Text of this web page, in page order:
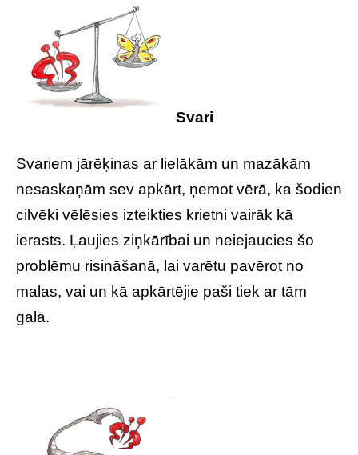
Svari
Svariem jārēķinas ar lielākām un mazākām
nesaskaņām sev apkārt, ņemot vērā, ka šodien
cilvēki vēlēsies izteikties krietni vairāk kā
ierasts. Ļaujies ziņkārībai un neiejaucies šo
problēmu risināšanā, lai varētu pavērot no
malas, vai un kā apkārtējie paši tiek ar tām
galā.